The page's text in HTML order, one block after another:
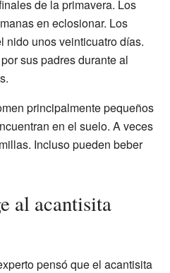
de la primavera. Los
en eclosionar. Los
nido unos veinticuatro días.
sus padres durante al
principalmente pequeños
en el suelo. A veces
Incluso pueden beber
al acantisita
pensó que el acantisita